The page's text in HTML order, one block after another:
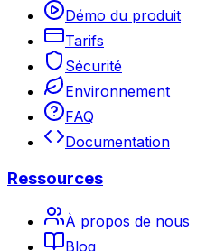
Démo du produit
Tarifs
Sécurité
Environnement
FAQ
Documentation
Ressources
À propos de nous
Blog